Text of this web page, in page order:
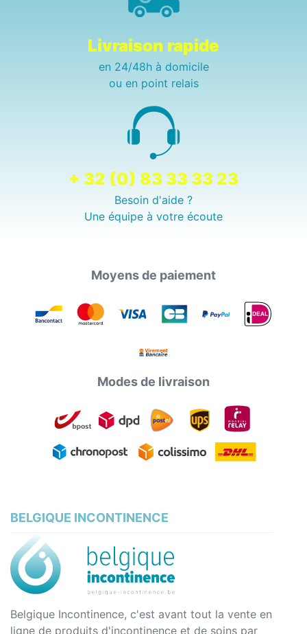
Livraison rapide
en 24/48h à domicile
ou en point relais
+ 32 (0) 83 33 33 23
Besoin d'aide ?
Une équipe à votre écoute
Moyens de paiement
Modes de livraison
BELGIQUE INCONTINENCE
Belgique Incontinence, c'est avant tout la vente en
ligne de produits d'incontinence et de soins par